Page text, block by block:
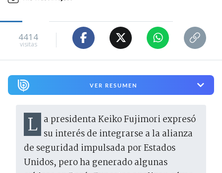
4414
visitas
VER RESUMEN
La presidenta Keiko Fujimori expresó su interés de integrarse a la alianza
de seguridad impulsada por Estados
Unidos, pero ha generado algunas